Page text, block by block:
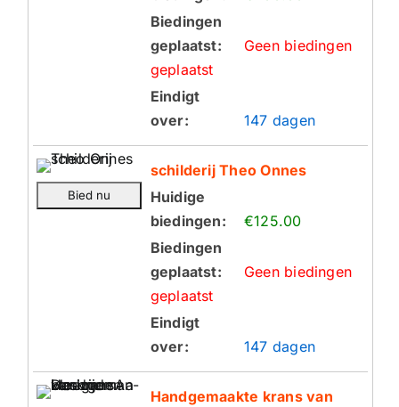
Biedingen
geplaatst:
Geen biedingen
geplaatst
Eindigt
over:
147 dagen
schilderij Theo Onnes
Huidige
biedingen:
€125.00
Biedingen
geplaatst:
Geen biedingen
geplaatst
Eindigt
over:
147 dagen
Handgemaakte krans van